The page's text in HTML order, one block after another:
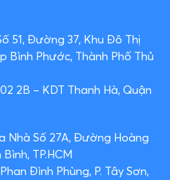
51, Đường 37, Khu Đô Thị
Bình Phước, Thành Phố Thủ
2B – KDT Thanh Hà, Quận
Nhà Số 27A, Đường Hoàng
TP.HCM
Đình Phùng, P. Tây Sơn,